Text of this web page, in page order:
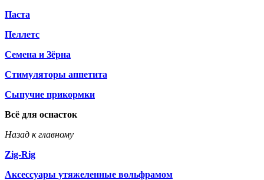
Паста
Пеллетс
Семена и Зёрна
Стимуляторы аппетита
Сыпучие прикормки
Всё для оснасток
Назад к главному
Zig-Rig
Аксессуары утяжеленные вольфрамом